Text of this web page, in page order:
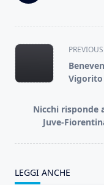
<span
class="nav-
subtitle
reader-
text">Page</span>
Nicchi risponde
Juve-
LEGGI ANCHE